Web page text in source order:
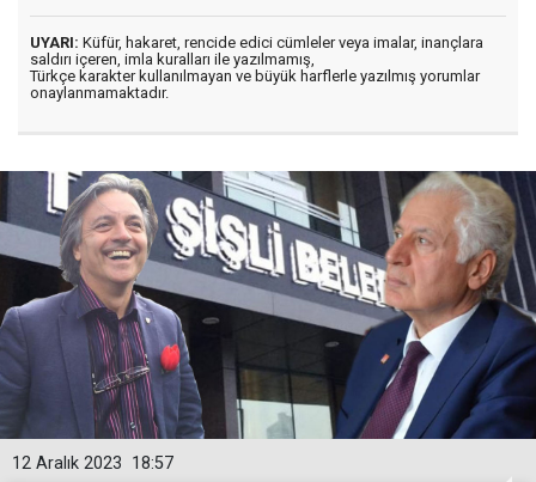
UYARI: Küfür, hakaret, rencide edici cümleler veya imalar, inançlara
saldırı içeren, imla kuralları ile yazılmamış,
Türkçe karakter kullanılmayan ve büyük harflerle yazılmış yorumlar
onaylanmamaktadır.
18:57
12 Aralık 2023